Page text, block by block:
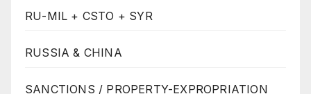
RU-MIL + CSTO + SYR
RUSSIA & CHINA
SANCTIONS / PROPERTY-EXPROPRIATION